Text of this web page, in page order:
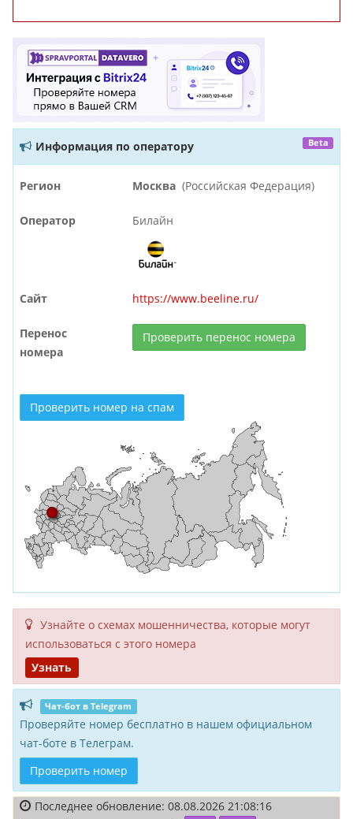
Информация по оператору Beta
Регион Москва (Российская Федерация)
Оператор Билайн
Сайт https://www.beeline.ru/
Перенос
номера
Проверить перенос номера
Проверить номер на спам
Узнайте о схемах мошенни­чества, кото­рые могут
исполь­зоваться с этого номера
Узнать
Чат-бот в Telegram
Проверяйте номер бесплатно в нашем официальном
чат-боте в Телеграм.
Проверить номер
Последнее обновление: 08.08.2026 21:08:16